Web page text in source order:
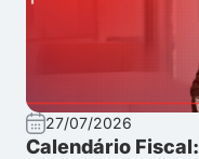
27/07/2026
Calendário